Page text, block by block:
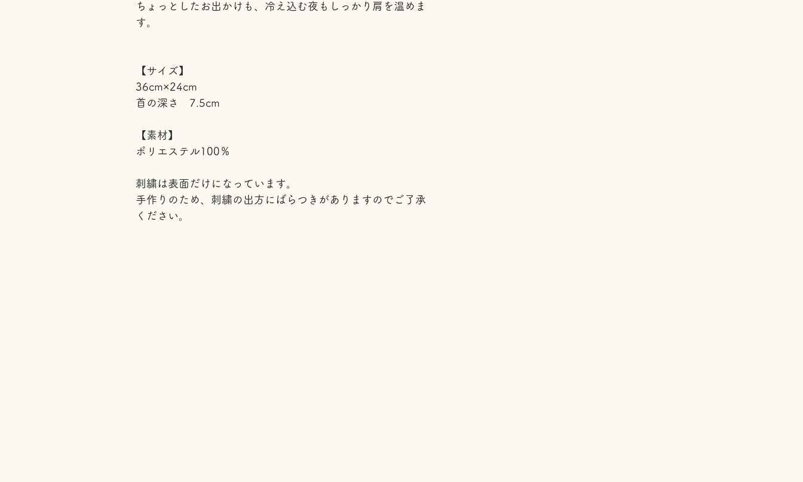
ちょっとしたお出かけも、冷え込む夜もしっかり肩を温めま
す。
【サイズ】
36cm×24cm
首の深さ 7.5cm
【素材】
ポリエステル100％
刺繍は表面だけになっています。
手作りのため、刺繍の出方にばらつきがありますのでご了承
ください。